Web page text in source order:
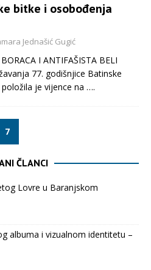
bitke i osobođenja
Jednašić Gugić
I ANTIFAŠISTA BELI
77. godišnjice Batinske
je vijence na ….
7
ČLANCI
Lovre u Baranjskom
albuma i vizualnom identitetu –